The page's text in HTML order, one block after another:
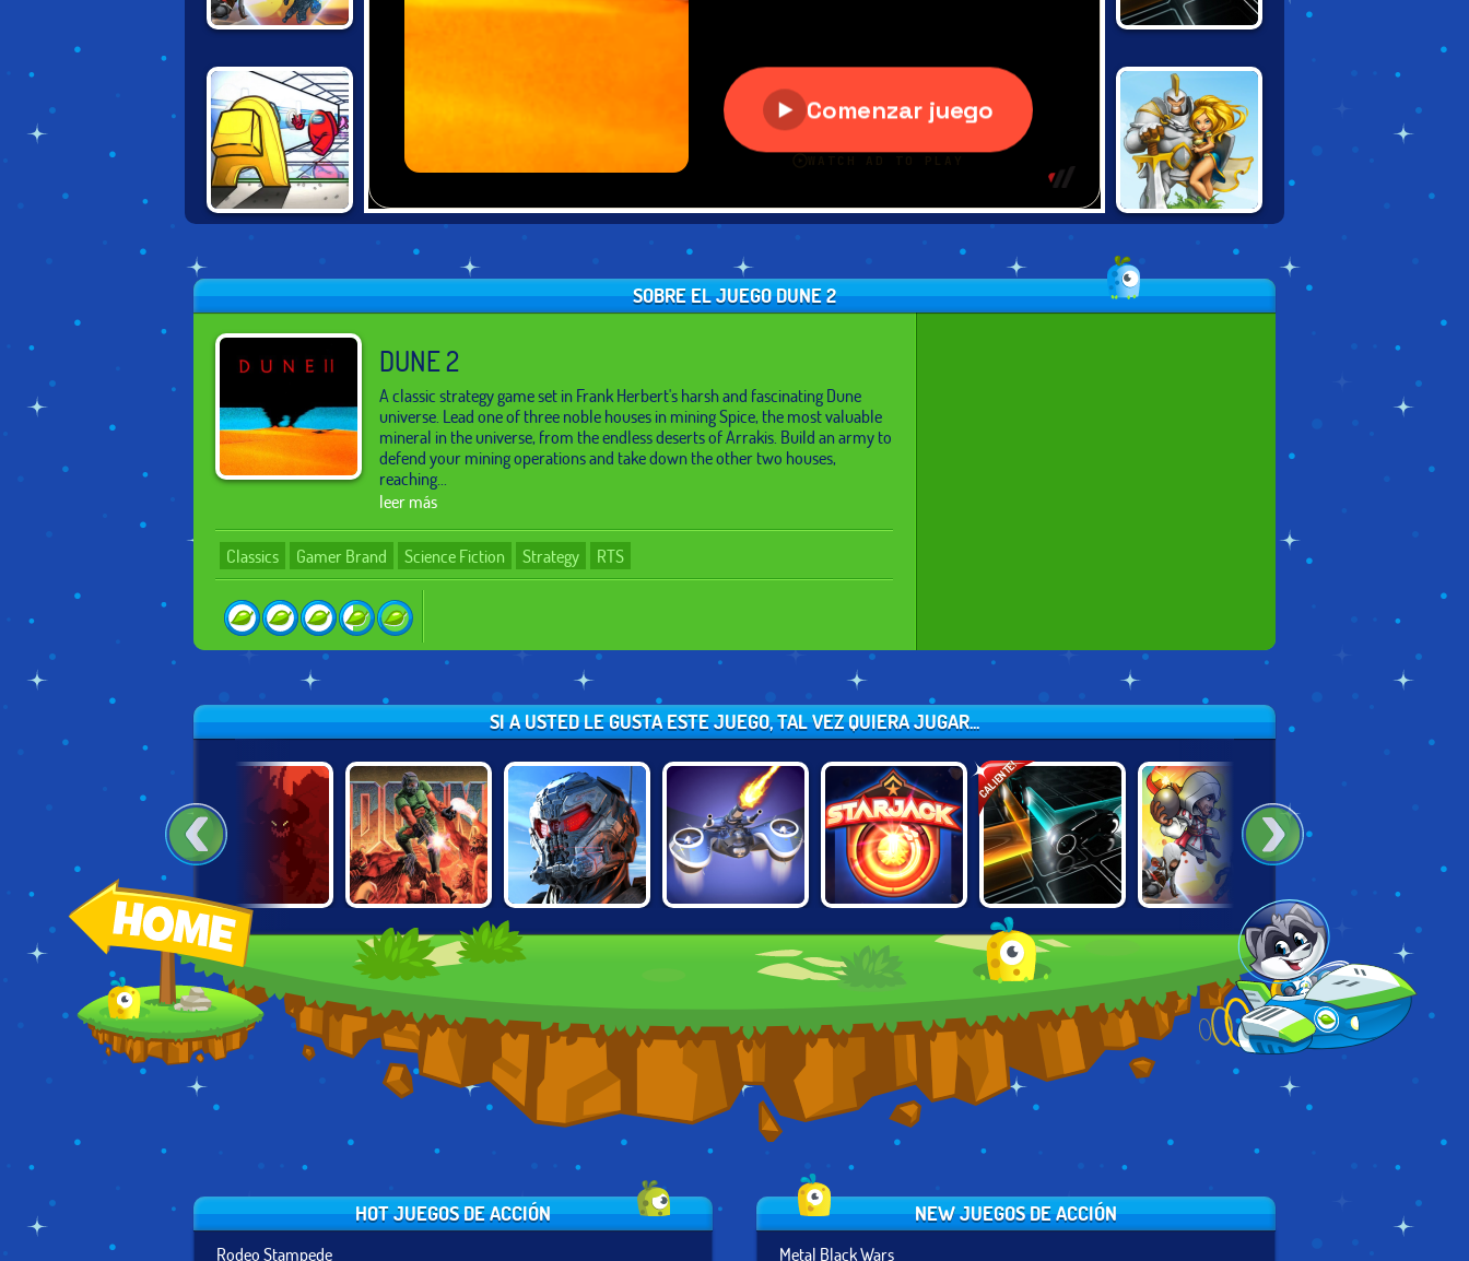
STARS BLAST!
AMONG US:
CYCLES
WARCRAFT
BATTLE TOWERS
SOBRE EL JUEGO DUNE 2
DUNE 2
A classic strategy game set in Frank Herbert's harsh and fascinating Dune
universe. Lead one of three noble houses in mining Spice, the most valuable
mineral in the universe, from the endless deserts of Arrakis. Build an army to
defend your mining operations and take down the other two houses,
reaching...
leer más
Classics Gamer Brand Science Fiction Strategy RTS
SI A USTED LE GUSTA ESTE JUEGO, TAL VEZ QUIERA JUGAR...
DUKE NUKEM 3D 2DOOM DOOM
INCORPORATED
STARJACK.IO
CALIENTE!
TRON LIGHT
CYCLES
UBISOFT ALL-
STARS BLAST!
BATTLE TOWERS
HOT JUEGOS DE ACCIÓN
Rodeo Stampede
NEW JUEGOS DE ACCIÓN
Metal Black Wars